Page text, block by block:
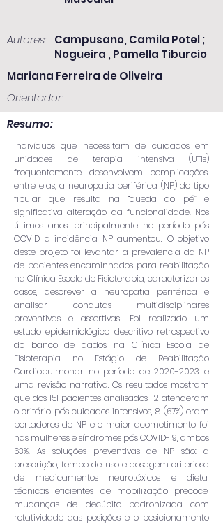
Autores:
Campusano, Camila Potel ;
Nogueira , Pamella Tiburcio
Mariana Ferreira de Oliveira
Orientador:
Resumo:
Indivíduos que necessitam de cuidados em
unidades de terapia intensiva (UTIs)
frequentemente desenvolvem complicações,
entre elas, a neuropatia periférica (NP) do tipo
fibular que resulta na “queda do pé” e
significativa alteração da funcionalidade. Nos
últimos anos, principalmente no período pós
COVID a incidência NP aumentou. O objetivo
deste projeto foi levantar a prevalência da NP
de pacientes encaminhados para reabilitação
na Clínica Escola de Fisioterapia, caracterizar os
casos, descrever a neuropatia periférica e
analisar condutas multidisciplinares
preventivas e assertivas. Foi realizado um
estudo epidemiológico descritivo retrospectivo
do banco de dados na Clínica Escola de
Fisioterapia no Estágio de Reabilitação
Cardiopulmonar no período de2020-2023 e
uma revisão narrativa. Os resultados mostram
que dos 151 pacientes analisados, 12 atenderam
o critério pós cuidados intensivos, 8 (67%) eram
portadores de NP e o maior acometimento foi
nas mulheres e síndromes pós COVID-19, ambos
63%. As soluções preventivas de NP são: a
prescrição, tempo de uso e dosagem criteriosa
de medicamentos neurotóxicos e dieta,
técnicas eficientes de mobilização precoce,
mudanças de decúbito padronizada com
rotatividade das posições e o posicionamento